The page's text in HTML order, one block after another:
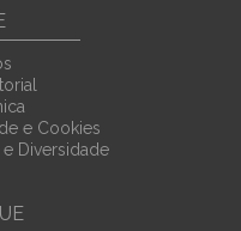
e Cookies
Diversidade